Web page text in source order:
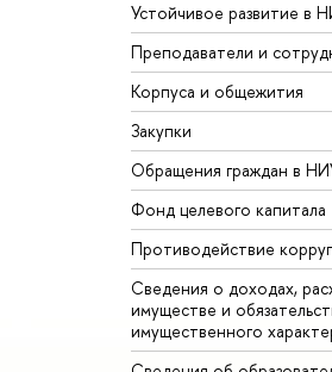
Устойчивое развитие в
Преподаватели и
Корпуса и общежития
Закупки
Обращения граждан в
Фонд целевого капитала
Противодействие
Сведения о доходах,
имуществе и
имущественного